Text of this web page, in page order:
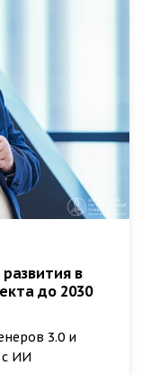
в
до 2030
3.0 и
с ИИ